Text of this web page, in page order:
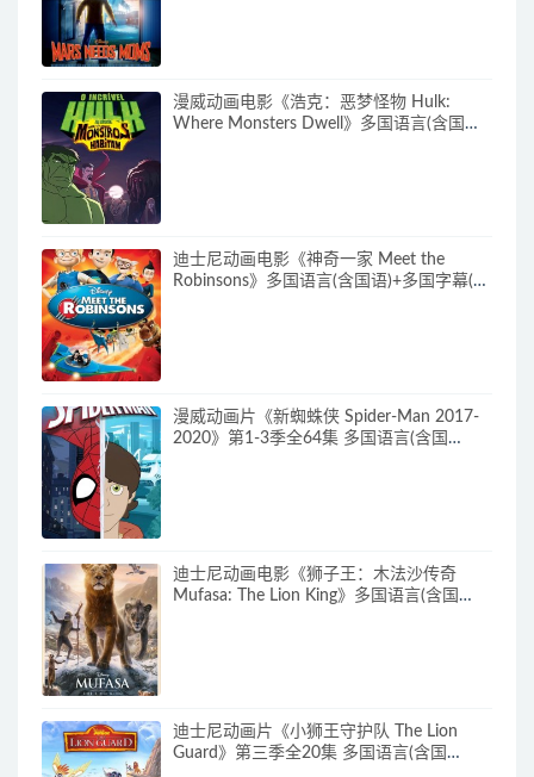
漫威动画电影《浩克：恶梦怪物 Hulk:
Where Monsters Dwell》多国语言(含国
迪士尼动画电影《神奇一家 Meet the
Robinsons》多国语言(含国语)+多国字幕(含
漫威动画片《新蜘蛛侠 Spider-Man 2017-
2020》第1-3季全64集 多国语言(含国
迪士尼动画电影《狮子王：木法沙传奇
Mufasa: The Lion King》多国语言(含国
迪士尼动画片《小狮王守护队 The Lion
Guard》第三季全20集 多国语言(含国